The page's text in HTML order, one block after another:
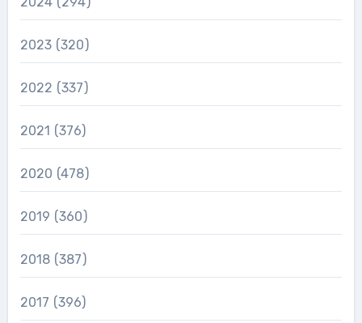
2023 (320)
2022 (337)
2021 (376)
2020 (478)
2019 (360)
2018 (387)
2017 (396)